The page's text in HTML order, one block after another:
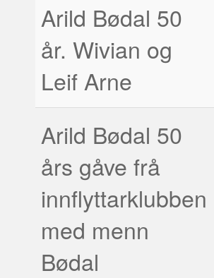
Arild Bødal 50
år. Wivian og
Leif Arne
Arild Bødal 50
års gåve frå
innflyttarklubben
med menn
Bødal